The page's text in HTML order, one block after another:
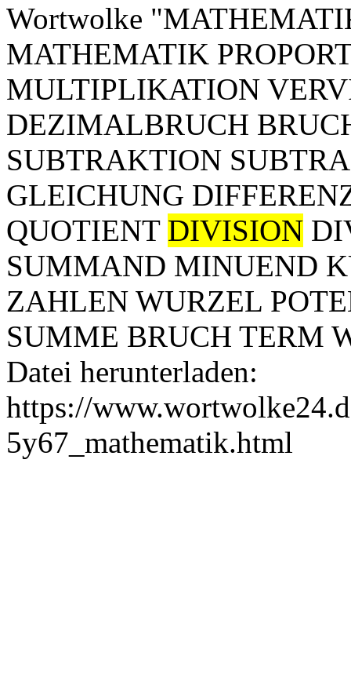
Wortwolke
MATHEMATIK
MULTIPLIKATION
DEZIMALBRUCH
SUBTRAKTION
GLEICHUNG
QUOTIENT DIVISION
SUMMAND MINUEND
ZAHLEN WURZEL
SUMME BRUCH TERM
Datei herunterladen:
https://
5y67_mathematik.html